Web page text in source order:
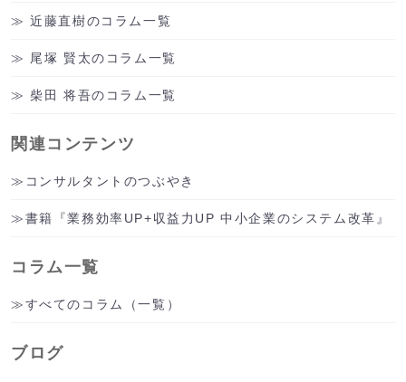
近藤直樹のコラム一覧
尾塚 賢太のコラム一覧
柴田 将吾のコラム一覧
関連コンテンツ
コンサルタントのつぶやき
書籍『業務効率UP+収益力UP 中小企業のシステム改革』
コラム一覧
すべてのコラム（一覧）
ブログ